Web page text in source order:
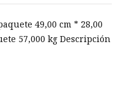
49,00 cm * 28,00
57,000 kg Descripción